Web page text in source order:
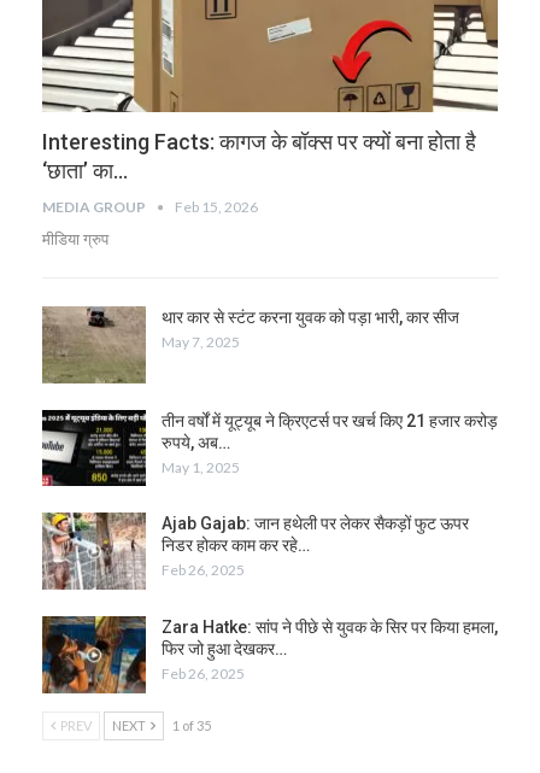
Interesting Facts: कागज के बॉक्‍स पर क्यों बना होता है
‘छाता’ का…
MEDIA GROUP Feb 15, 2026
मीडिया ग्रुप
थार कार से स्टंट करना युवक को पड़ा भारी, कार सीज
May 7, 2025
तीन वर्षों में यूट्यूब ने क्रिएटर्स पर खर्च किए 21 हजार करोड़
रुपये, अब…
May 1, 2025
Ajab Gajab: जान हथेली पर लेकर सैकड़ों फुट ऊपर
निडर होकर काम कर रहे…
Feb 26, 2025
Zara Hatke: सांप ने पीछे से युवक के सिर पर किया हमला,
फिर जो हुआ देखकर…
Feb 26, 2025
PREV NEXT 1 of 35